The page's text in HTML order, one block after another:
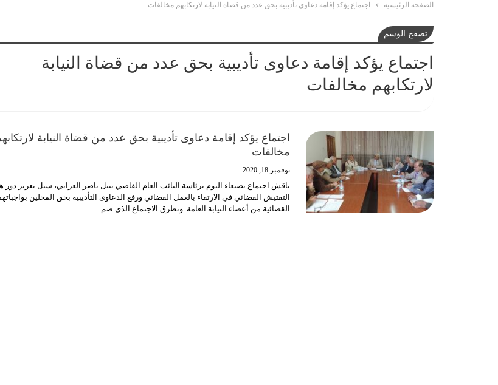
الصفحة الرئيسية اجتماع يؤكد إقامة دعاوى تأديبية بحق عدد من قضاة النيابة لارتكابهم مخالفات
تصفح الوسم
اجتماع يؤكد إقامة دعاوى تأديبية بحق عدد من قضاة النيابة
لارتكابهم مخالفات
اجتماع يؤكد إقامة دعاوى تأديبية بحق عدد من قضاة النيابة
مخالفات
نوفمبر 18, 2020
ناقش اجتماع بصنعاء اليوم برئاسة النائب العام القاضي نبيل ناصر العزاني، سبل تعزيز دور
التفتيش القضائي في الارتقاء بالعمل القضائي ورفع الدعاوى التأديبية بحق المخلين
القضائية من أعضاء النيابة العامة. وتطرق الاجتماع الذي ضم…